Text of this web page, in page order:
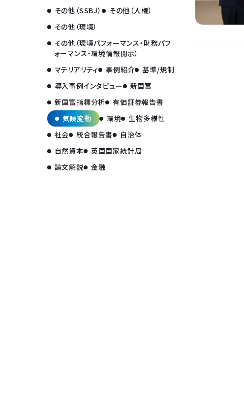
その他（SSBJ）
その他（人権）
その他（環境）
その他（環境パフォーマンス・財務パフ
ォーマンス・環境情報開示）
マテリアリティ
事例紹介
基準/規制
導入事例インタビュー
新国富
新国富指標分析
有価証券報告書
気候変動
環境
生物多様性
社会
統合報告書
自治体
自然資本
英国国家統計局
論文解説
金融